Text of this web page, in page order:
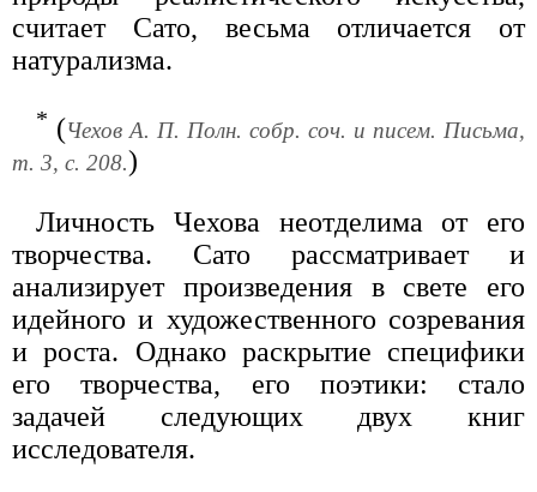
считает Сато, весьма отличается от
натурализма.
* (Чехов А. П. Полн. собр. соч. и писем. Письма,
т. 3, с. 208.)
Личность Чехова неотделима от его
творчества. Сато рассматривает и
анализирует произведения в свете его
идейного и художественного созревания
и роста. Однако раскрытие специфики
его творчества, его поэтики: стало
задачей следующих двух книг
исследователя.